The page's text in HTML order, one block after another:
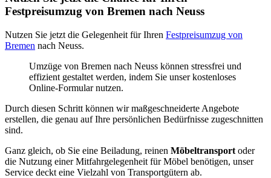
Festpreisumzug von Bremen nach Neuss
Nutzen Sie jetzt die Gelegenheit für Ihren Festpreisumzug von
Bremen nach Neuss.
Umzüge von Bremen nach Neuss können stressfrei und
effizient gestaltet werden, indem Sie unser kostenloses
Online-Formular nutzen.
Durch diesen Schritt können wir maßgeschneiderte Angebote
erstellen, die genau auf Ihre persönlichen Bedürfnisse zugeschnitten
sind.
Ganz gleich, ob Sie eine Beiladung, reinen Möbeltransport oder
die Nutzung einer Mitfahrgelegenheit für Möbel benötigen, unser
Service deckt eine Vielzahl von Transportgütern ab.